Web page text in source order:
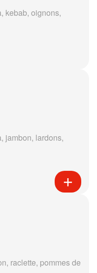
kebab, oignons,
jambon, lardons,
raclette, pommes de